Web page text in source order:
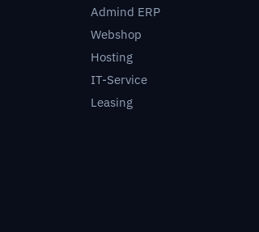
Admind ERP
Webshop
Hosting
IT-Service
Leasing